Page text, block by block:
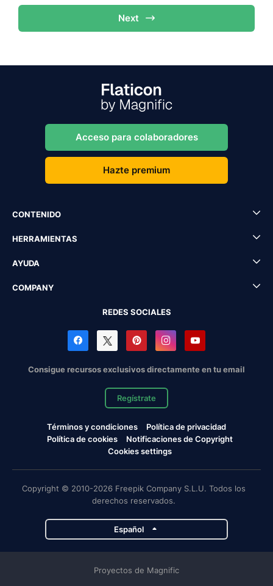
Next
Acceso para colaboradores
Hazte premium
CONTENIDO
HERRAMIENTAS
AYUDA
COMPANY
REDES SOCIALES
Consigue recursos exclusivos directamente en tu email
Regístrate
Términos y condiciones
Política de privacidad
Política de cookies
Notificaciones de Copyright
Cookies settings
Copyright © 2010-2026 Freepik Company S.L.U. Todos los
derechos reservados.
Español
Proyectos de Magnific